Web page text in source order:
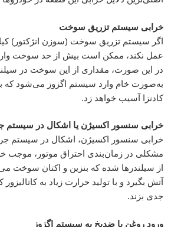
خرابی سیستم تزریق سوخت
اگر سیستم تزریق سوخت (سوزن انژکتور)
عمل نکند، ممکن است بیش از حد سوخت
در این صورت، مقداری از این سوخت در
به‌صورت خام وارد سیستم اگزوز می‌شود که به
کادنزا آسیب خواهد زد.
خرابی سنسور اکسیژن یا اشکال در سیستم
خرابی سنسور اکسیژن، اشکال در سیستم
مشکلی در زمان‌بندی احتراق موتور،
از سیلندرها شده که بنزین و اکتان سوخت
آتش بگیرد و با تولید حرارت زیاد به کاتالیزور
جدی بزند.
ورود روغن یا ضدیخ به سیستم اگزوز